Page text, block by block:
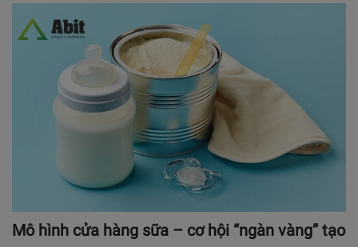
Mô hình cửa hàng sữa – cơ hội “ngàn vàng” tạo